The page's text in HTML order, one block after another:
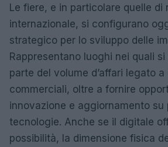
Le fiere, e in particolare quelle di
internazionale, si configurano
strategico per lo sviluppo delle
Rappresentano luoghi nei quali
parte del volume d’affari legato
commerciali, oltre a fornire
innovazione e aggiornamento su
tecnologie. Anche se il digitale
possibilità, la dimensione fisica